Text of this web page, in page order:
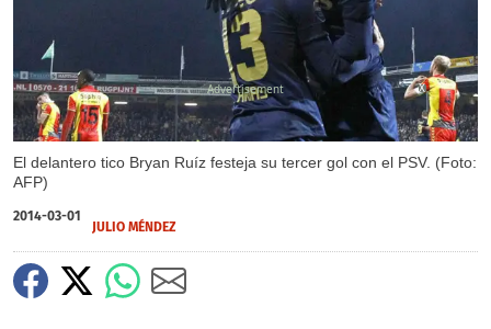
El delantero tico Bryan Ruíz festeja su tercer gol con el PSV. (Foto:
AFP)
X
2014-03-01
JULIO MÉNDEZ